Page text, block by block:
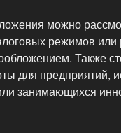
можно
режимов или
Также
для предприятий,
занимающихся